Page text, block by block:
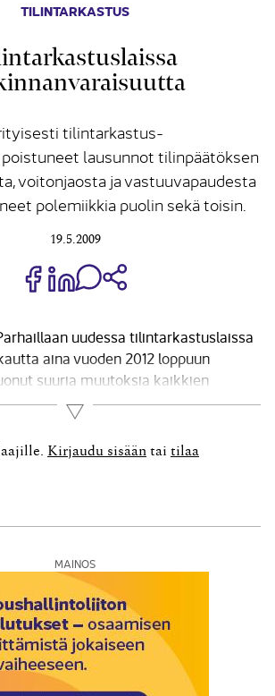
TILINTARKASTUS
tilintarkastus-
lausunnot tilinpäätöksen
voitonjaosta ja vastuuvapaudesta
polemiikkia puolin sekä toisin.
19.5.2009
Jaa Share on Facebook
Jaa Share on LinkedIn
Jaa WhatsApp-viestinä
uudessa tilintarkastuslaissa
aina vuoden 2012 loppuun
suuria muutoksia kaikkien
sillä osa noudatti jo
tilintarkastusstandardien
sovellettuja alan
muutoksen taustalla olivat EU:n
Lue lisää
Kirjaudu sisään tai tilaa
MAINOS